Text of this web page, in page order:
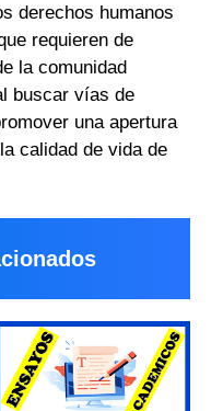
derechos humanos
requieren de
la comunidad
buscar vías de
una apertura
calidad de vida de